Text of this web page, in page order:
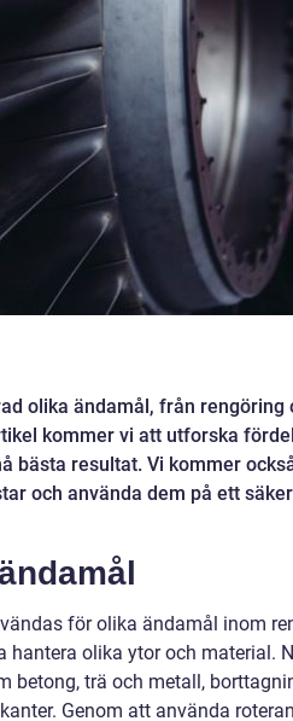
olika ändamål, från rengöring
kommer vi att utforska
bästa resultat. Vi kommer
och använda dem på ett
för olika ändamål inom
olika ytor och material.
betong, trä och metall,
Genom att använda